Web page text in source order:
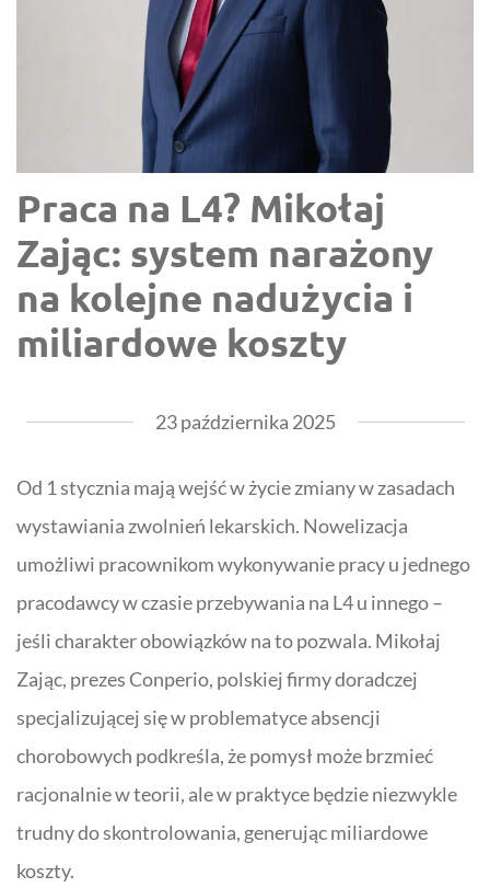
Praca na L4? Mikołaj
Zając: system narażony
na kolejne nadużycia i
miliardowe koszty
23 października 2025
Od 1 stycznia mają wejść w życie zmiany w zasadach
wystawiania zwolnień lekarskich. Nowelizacja
umożliwi pracownikom wykonywanie pracy u jednego
pracodawcy w czasie przebywania na L4u innego –
jeśli charakter obowiązków na to pozwala. Mikołaj
Zając, prezesConperio, polskiej firmy doradczej
specjalizującej się w problematyce absencji
chorobowych podkreśla, że pomysł może brzmieć
racjonalnie w teorii, ale w praktyce będzie niezwykle
trudny do skontrolowania, generując miliardowe
koszty.